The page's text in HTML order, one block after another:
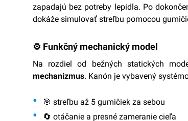
zapadajú bez potreby lepidla. Po
dokáže simulovať streľbu pomocou
⚙️ Funkčný mechanický model
Na rozdiel od bežných statických
mechanizmus. Kanón je vybavený
🎯 streľbu až 5 gumičiek za sebou
🔄 otáčanie a presné zameranie cieľa